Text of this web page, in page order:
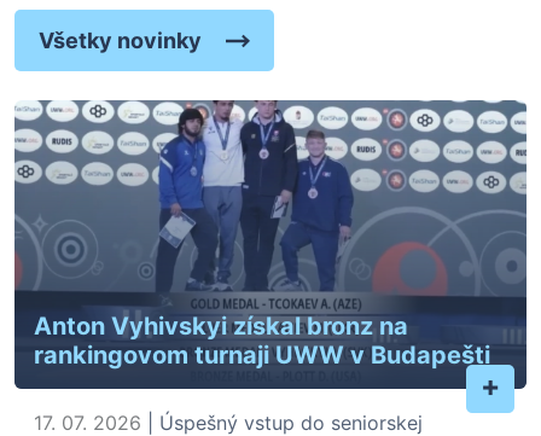
Všetky novinky
Anton Vyhivskyi získal bronz na
rankingovom turnaji UWW v Budapešti
+
17. 07. 2026 | Úspešný vstup do seniorskej